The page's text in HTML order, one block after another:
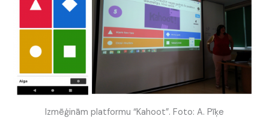
Izmēģinām platformu “Kahoot”. Foto: A. Pīķe